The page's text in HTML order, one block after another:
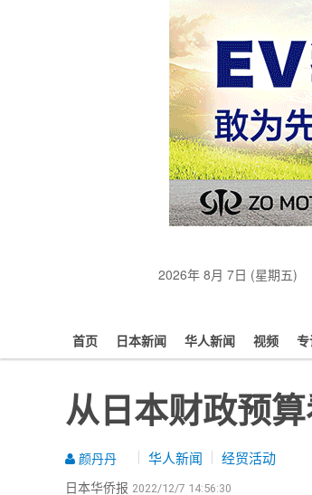
2026年 8月 7日 (星期五)
首页 日本新闻 华人新闻 视频
从日本财政预
颜丹丹 华人新闻 经贸活动
日本华侨报 2022/12/7 14:56:30